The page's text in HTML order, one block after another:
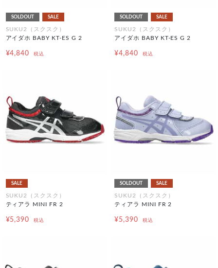
SOLDOUT SALE
SUKU2（スクスク）
アイダホ BABY KT-ES G 2
¥4,840 税込
SOLDOUT SALE
SUKU2（スクスク）
アイダホ BABY KT-ES G 2
¥4,840 税込
SALE
SUKU2（スクスク）
ティアラ MINI FR 2
¥5,390 税込
SOLDOUT SALE
SUKU2（スクスク）
ティアラ MINI FR 2
¥5,390 税込